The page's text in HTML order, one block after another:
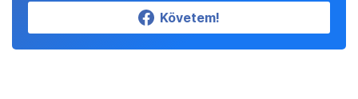
Követem!